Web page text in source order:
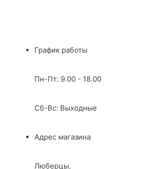
График работы
Пн-Пт: 9.00 - 18.00
Сб-Вс: Выходные
Адрес магазина
Люберцы,